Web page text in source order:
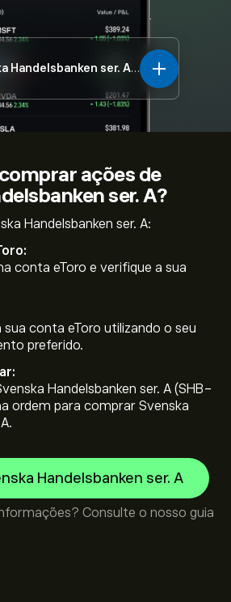
Svenska Handelsbanken ser. ASHB-A.ST
comprar ações de
ser. A?
Handelsbanken ser. A:
conta eToro e verifique a sua
conta eToro utilizando o seu
preferido.
Handelsbanken ser. A (SHB-
ordem para comprar Svenska
Handelsbanken ser. A
Consulte o nosso guia